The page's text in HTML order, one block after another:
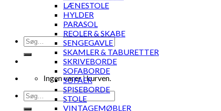
Søg
efter:
Ingen varer i kurven.
Søg
efter:
LÆNESTOLE
HYLDER
PARASOL
REOLER & SKABE
SENGEGAVLE
SKAMLER & TABURETTER
SKRIVEBORDE
SOFABORDE
SOFAER
SPISEBORDE
STOLE
VINTAGEMØBLER